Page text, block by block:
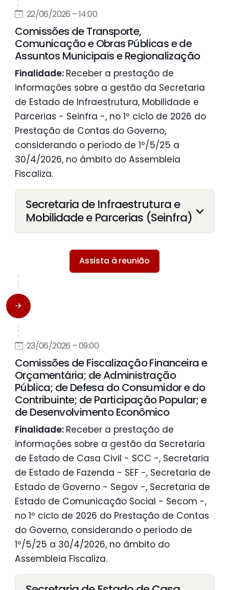
22/06/2026 – 14:00
Comissões de Transporte,
Comunicação e Obras Públicas e de
Assuntos Municipais e Regionalização
Finalidade: Receber a prestação de
informações sobre a gestão da Secretaria
de Estado de Infraestrutura, Mobilidade e
Parcerias - Seinfra -, no 1º ciclo de 2026 do
Prestação de Contas do Governo,
considerando o período de 1º/5/25 a
30/4/2026, no âmbito do Assembleia
Fiscaliza.
Secretaria de Infraestrutura e
Mobilidade e Parcerias (Seinfra)
Assista à reunião
23/06/2026 – 09:00
Comissões de Fiscalização Financeira e
Orçamentária; de Administração
Pública; de Defesa do Consumidor e do
Contribuinte; de Participação Popular; e
de Desenvolvimento Econômico
Finalidade: Receber a prestação de
informações sobre a gestão da Secretaria
de Estado de Casa Civil - SCC -, Secretaria
de Estado de Fazenda - SEF -, Secretaria de
Estado de Governo - Segov -, Secretaria de
Estado de Comunicação Social - Secom -,
no 1º ciclo de 2026 do Prestação de Contas
do Governo, considerando o período de
1º/5/25 a 30/4/2026, no âmbito do
Assembleia Fiscaliza.